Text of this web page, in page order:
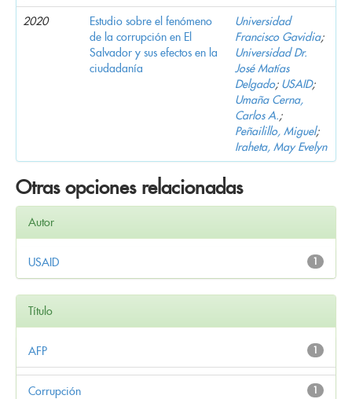
2020
Estudio sobre el fenómeno
de la corrupción en El
Salvador y sus efectos en la
ciudadanía
Universidad
Francisco Gavidia;
Universidad Dr.
José Matías
Delgado; USAID;
Umaña Cerna,
Carlos A.;
Peñailillo, Miguel;
Iraheta, May Evelyn
Otras opciones relacionadas
Autor
1
USAID
Título
1
AFP
1
Corrupción